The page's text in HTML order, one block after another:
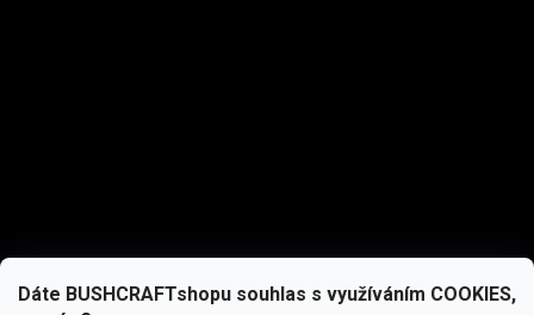
Dáte BUSHCRAFTshopu souhlas s využíváním COOKIES,